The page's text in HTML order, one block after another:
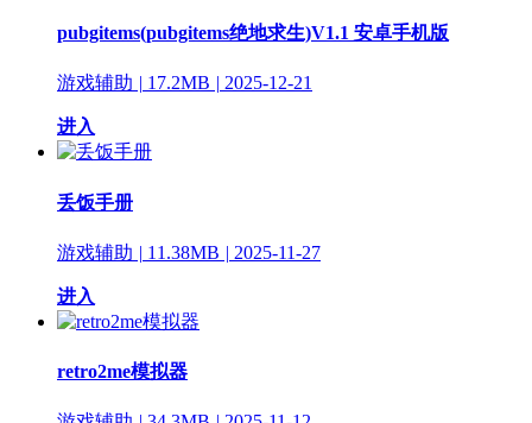
pubgitems(pubgitems绝地求生)V1.1 安卓手机版
游戏辅助 | 17.2MB | 2025-12-21
进入
丢饭手册
游戏辅助 | 11.38MB | 2025-11-27
进入
retro2me模拟器